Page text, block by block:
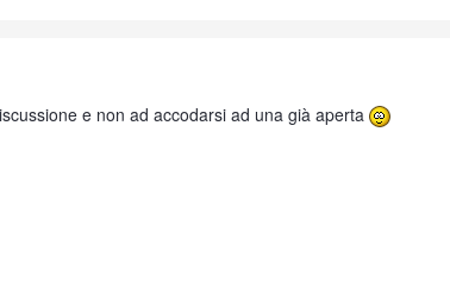
e non ad accodarsi ad una già aperta